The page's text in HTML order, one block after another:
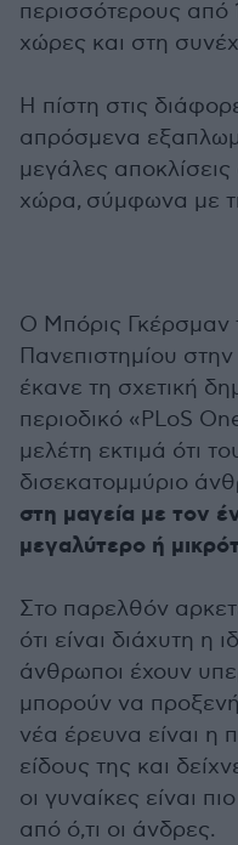
περισσότερους
χώρες και στη
Η πίστη στις
απρόσμενα
μεγάλες
χώρα, σύμφωνα με
Ο Μπόρις Γκέρσμαν
Πανεπιστημίου
έκανε τη σχετική
περιοδικό «PLoS
μελέτη εκτιμά ότι
δισεκατομμύριο
στη μαγεία με τον
μεγαλύτερο ή
Στο παρελθόν
ότι είναι διάχυτη η
άνθρωποι έχουν
μπορούν να
νέα έρευνα είναι η
είδους της και
οι γυναίκες είναι
από ό,τι οι άνδρες.